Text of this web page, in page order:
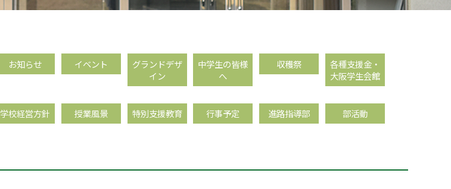
お知らせ イベント
グランドデザ
イン
中学生の皆様
へ
収穫祭
各種支援金・
大阪学生会館
学校経営方針 授業風景 特別支援教育 行事予定 進路指導部 部活動